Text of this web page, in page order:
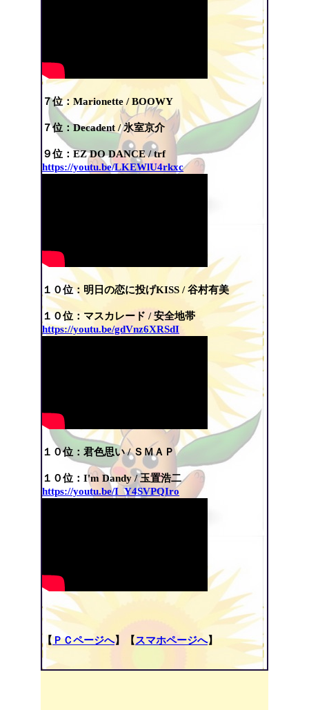
７位：Marionette / BOOWY
７位：Decadent / 氷室京介
９位：EZ DO DANCE / trf
https://youtu.be/LKEWlU4rkxc
１０位：明日の恋に投げKISS /谷村有美
１０位：マスカレード /安全地帯
https://youtu.be/gdVnz6XRSdI
１０位：君色思い / ＳＭＡＰ
１０位：I'm Dandy / 玉置浩二
https://youtu.be/I_Y4SVPQIro
【ＰＣページへ】【 スマホページへ】